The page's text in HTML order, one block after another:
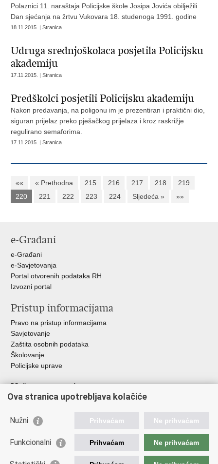
Polaznici 11. naraštaja Policijske škole Josipa Jovića obilježili
Dan sjećanja na žrtvu Vukovara 18. studenoga 1991. godine
18.11.2015. | Stranica
Udruga srednjoškolaca posjetila Policijsku
akademiju
17.11.2015. | Stranica
Predškolci posjetili Policijsku akademiju
Nakon predavanja, na poligonu im je prezentiran i praktični dio,
siguran prijelaz preko pješačkog prijelaza i kroz raskrižje
regulirano semaforima.
17.11.2015. | Stranica
«« « Prethodna 215 216 217 218
219
220
221 222 223 224 Sljedeća » »»
e-Građani
e-Građani
e-Savjetovanja
Portal otvorenih podataka RH
Izvozni portal
Pristup informacijama
Pravo na pristup informacijama
Savjetovanje
Zaštita osobnih podataka
Školovanje
Policijske uprave
Važne poveznice
Ministarstvo unutarnjih poslova
Muzej policije
Centar za mentalno zdravlje
Ova stranica upotrebljava kolačiće
Nužni Prihvaćam Ne prihvaćam
Funkcionalni Prihvaćam Ne prihvaćam